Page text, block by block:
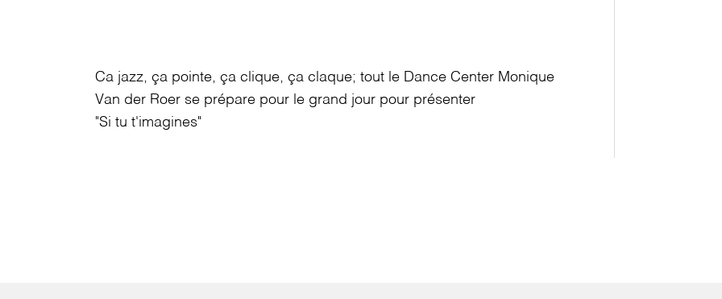
Ca jazz, ça pointe, ça clique, ça claque; tout le Dance Center Monique
Van der Roer se prépare pour le grand jour pour présenter
"Si tu t'imagines"